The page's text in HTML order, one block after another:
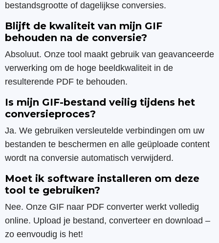
bestandsgrootte of dagelijkse conversies.
Blijft de kwaliteit van mijn GIF
behouden na de conversie?
Absoluut. Onze tool maakt gebruik van geavanceerde
verwerking om de hoge beeldkwaliteit in de
resulterende PDF te behouden.
Is mijn GIF-bestand veilig tijdens het
conversieproces?
Ja. We gebruiken versleutelde verbindingen om uw
bestanden te beschermen en alle geüploade content
wordt na conversie automatisch verwijderd.
Moet ik software installeren om deze
tool te gebruiken?
Nee. Onze GIF naar PDF converter werkt volledig
online. Upload je bestand, converteer en download –
zo eenvoudig is het!